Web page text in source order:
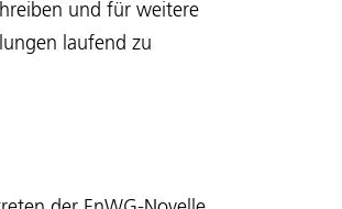
und für weitere
laufend zu